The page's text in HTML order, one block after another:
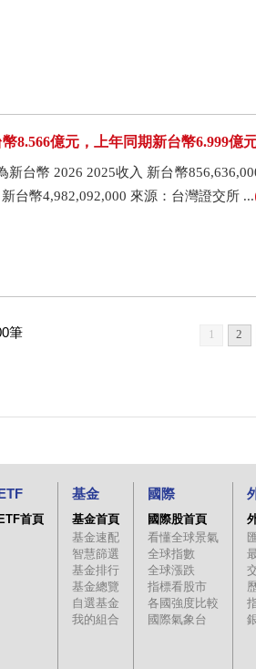
8.566億元，上年同期新台幣6.999億
台幣 2026 2025收入 新台幣
台幣4,982,092,000 來源：台灣證交所 ...
筆 1 2
ETF首頁
基金
基金首頁
基金速配
智慧篩選
基金排行
基金總覽
自選基金
我的組合
國際
國際股首頁
看懂全球景氣
全球指數
全球漲跌
指標看股市
各國強度比較
國際氣象台